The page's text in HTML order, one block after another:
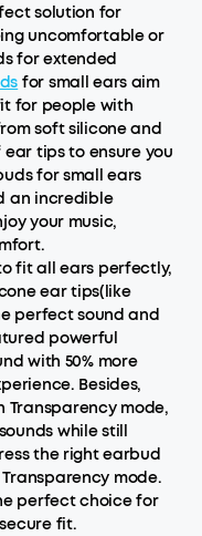
solution for
uncomfortable or
for extended
for small ears aim
for people with
soft silicone and
tips to ensure you
for small ears
an incredible
your music,
fit all ears perfectly,
ear tips(like
perfect sound and
powerful
with 50% more
Besides,
Transparency mode,
while still
the right earbud
mode.
perfect choice for
fit.